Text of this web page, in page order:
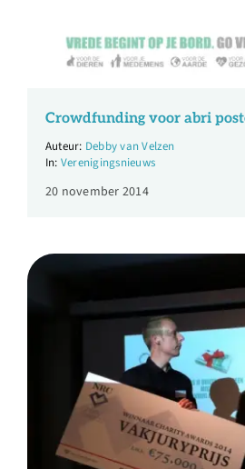
Crowdfunding voor abri
Debby van Velzen
Verenigingsnieuws
20 november 2014